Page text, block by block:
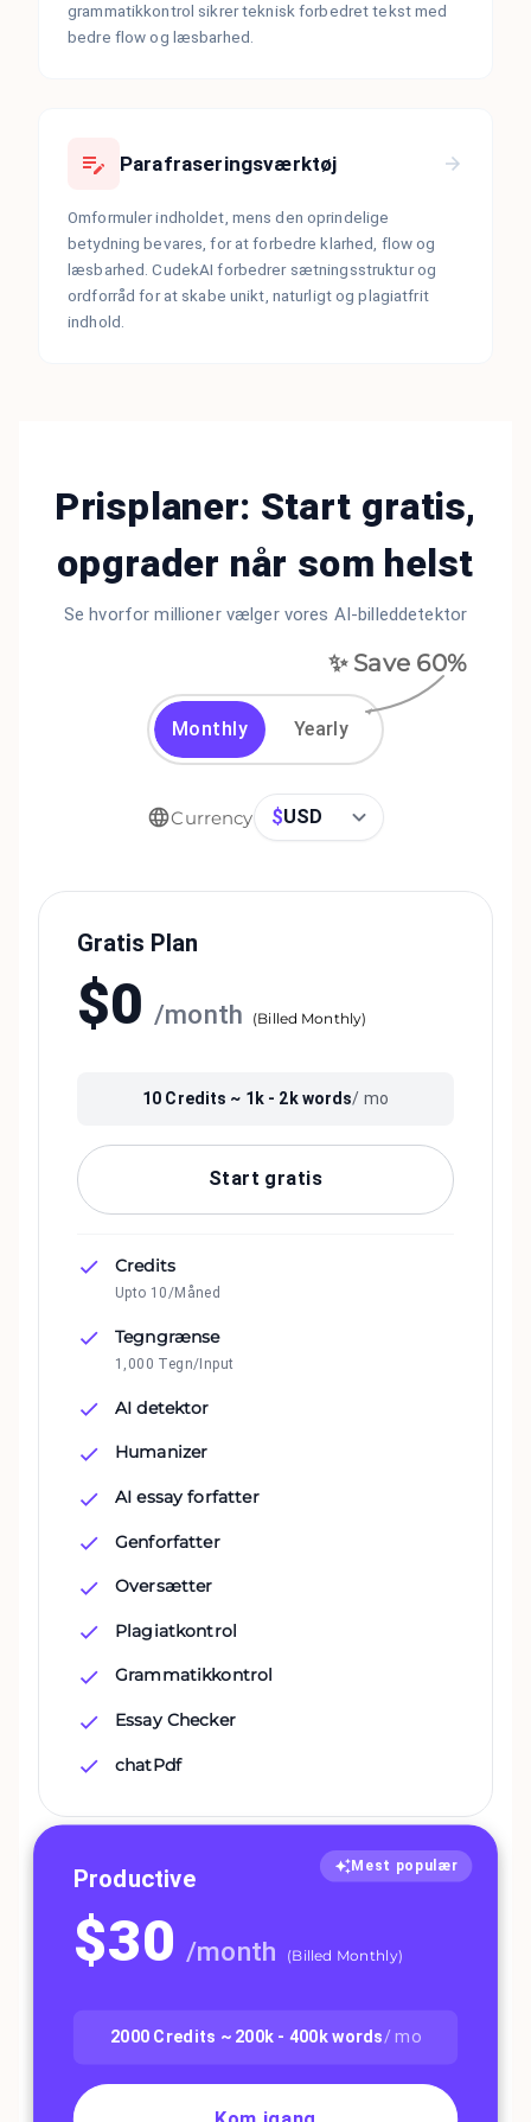
grammatikkontrol sikrer teknisk forbedret tekst med
bedre flow og læsbarhed.
Parafraseringsværktøj
Omformuler indholdet, mens den oprindelige
betydning bevares, for at forbedre klarhed, flow og
læsbarhed. CudekAI forbedrer sætningsstruktur og
ordforråd for at skabe unikt, naturligt og plagiatfrit
indhold.
Prisplaner: Start gratis,
opgrader når som helst
Se hvorfor millioner vælger vores AI-billeddetektor
✨ Save 60%
Monthly Yearly
Currency $USD
Gratis Plan
$0 /month (Billed Monthly)
10 Credits ~ 1k - 2kwords/ mo
Start gratis
Credits
Upto 10/Måned
Tegngrænse
1,000 Tegn/Input
AI detektor
Humanizer
AI essay forfatter
Genforfatter
Oversætter
Plagiatkontrol
Grammatikkontrol
Essay Checker
chatPdf
Mest populær
Productive
$30 /month (Billed Monthly)
2000 Credits ~ 200k - 400kwords/ mo